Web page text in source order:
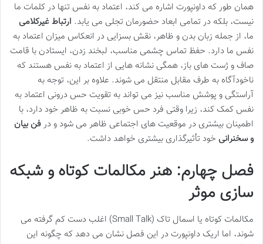
همان طور که داونپورت اشاره می کند، اعتماد به نفس تنها در کلمات ما
نیست، بلکه در تمامی ابعاد حضورمان تجلی می یابد. ارتباط غیرکلامی
ما، از جمله زبان بدن و ظاهر، نقش بسزایی در انعکاس میزان اعتماد به
نفس ما دارد. حفظ تماس چشمی مناسب، لبخند زدن، ایستادن با قامت
صاف و ژست های باز، همگی نشانه هایی از اعتماد به نفس هستند که
ناخودآگاه به طرف مقابل منتقل می شوند. علاوه بر این، توجه به
آراستگی و پوشش مناسب نیز می تواند به تقویت حس درونی اعتماد به
نفس کمک کند، زیرا وقتی فرد حس خوبی نسبت به ظاهر خود دارد، با
اطمینان بیشتری در موقعیت های اجتماعی ظاهر می شود و درفن بیان
و سخنرانی خود تأثیرگذاری بیشتری خواهد داشت.
فصل چهارم: هنر مکالمات کوتاه و شبکه
سازی موثر
مکالمات کوتاه یا اسمال تاک (Small Talk) اغلب دست کم گرفته می
شوند، اما اریک داونپورت در این فصل نشان می دهد که چگونه این